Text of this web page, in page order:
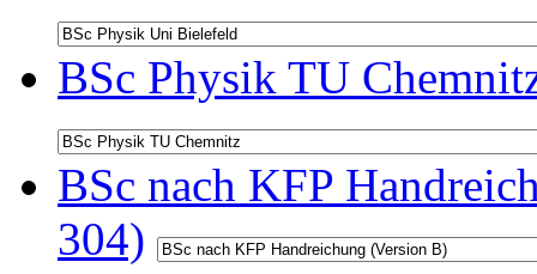
BSc Physik TU
BSc nach KFP
304)